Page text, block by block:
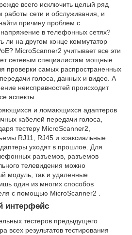
всего исключить целый ряд
работы сети и обслуживания, и
причину проблем с
в телефонных сетях?
ли на другом конце коммутатор
MicroScanner2 учитывает все эти
сетевым специалистам мощные
проверки самых распространенных
голоса, данных и видео. А
неисправностей происходит
аспекты.
и ломающихся адаптеров
кабелей передачи голоса,
тестеру MicroScanner2,
RJ11, RJ45 и коаксиальные
уходят в прошлое. Для
разъемов, разъемов
телевидения можно
модуль, так и удаленные
один из многих способов
с помощью MicroScanner2 .
интерфейс
тестеров предыдущего
всех результатов тестирования